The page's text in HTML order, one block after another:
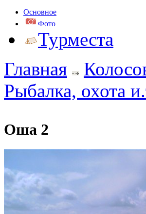
Основное
Фото
Турместа
Главная
Рыбалка, охота
Оша 2